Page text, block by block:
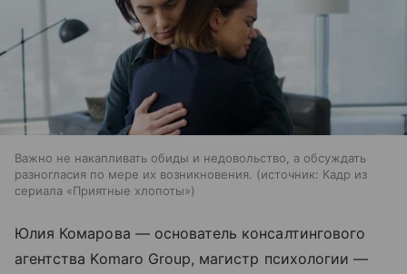
Важно не накапливать обиды и недовольство, а обсуждать
разногласия по мере их возникновения.
источник: Кадр из
сериала «Приятные хлопоты»
Юлия Комарова — основатель консалтингового
агентства Komaro Group, магистр психологии —